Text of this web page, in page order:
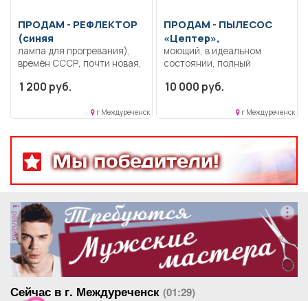
ПРОДАМ - РЕФЛЕКТОР
(синяя
лампа для прогревания),
времён СССР, почти новая,
1 200 руб.
г Междуреченск
ПРОДАМ - ПЫЛЕСОС
«Цептер»,
моющий, в идеальном
состоянии, полный
отпаривателем, все в
10 000 руб.
г Междуреченск
Мы победители!
реклама
Сейчас в г. Междуреченск (01:29)